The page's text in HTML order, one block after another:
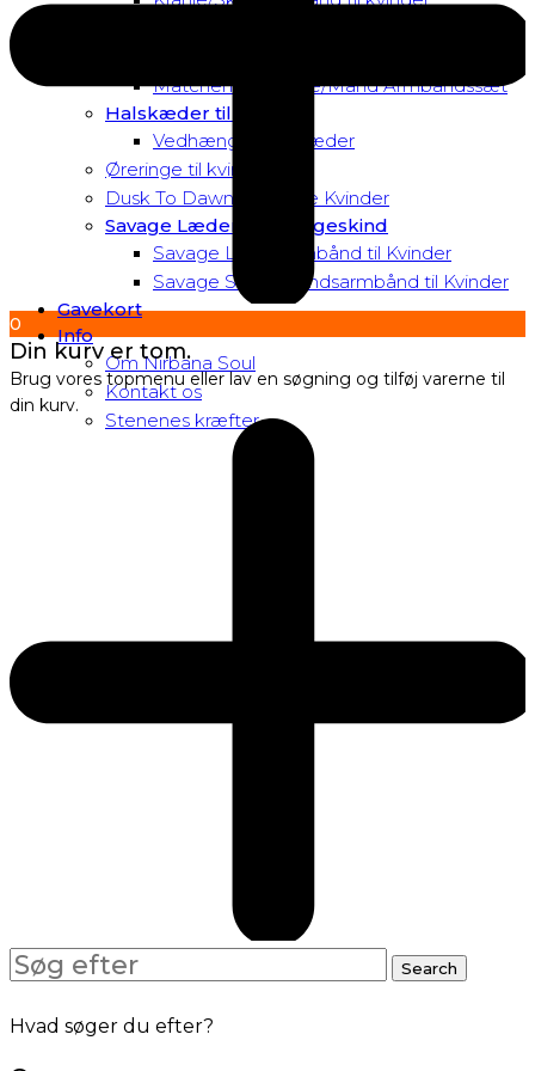
Matchende Kvinde/Mand Armbåndssæt
Halskæder til Kvinder
Vedhæng til halskæder
Øreringe til kvinder
Dusk To Dawn Exclusive Kvinder
Savage Læder og Slangeskind
Savage Læderarmbånd til Kvinder
Savage Slangeskindsarmbånd til Kvinder
Gavekort
Info
Om Nirbana Soul
Kontakt os
Stenenes kræfter
0
Din kurv er tom.
Brug vores topmenu eller lav en søgning og tilføj varerne til
din kurv.
Search
for:
Search
Hvad søger du efter?